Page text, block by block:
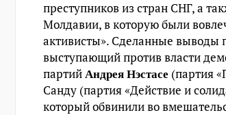
преступников из стран СНГ, а
Молдавии, в которую были
активисты». Сделанные выводы
выступающий против власти
партийАндрея Нэстасе (партия
Санду (партия «Действие и
который обвинили во